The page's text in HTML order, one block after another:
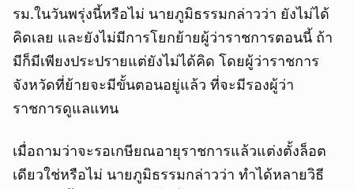
รม.ในวันพรุ่งนี้หรือไม่ นายภูมิธรรมกล่าวว่า ยังไม่ได้
คิดเลย และยังไม่มีการโยกย้ายผู้ว่าราชการตอนนี้ ถ้า
มีก็มีเพียงประปรายแต่ยังไม่ได้คิด โดยผู้ว่าราชการ
จังหวัดที่ย้ายจะมีขั้นตอนอยู่แล้ว ที่จะมีรองผู้ว่า
ราชการดูแลแทน
เมื่อถามว่าจะรอเกษียณอายุราชการแล้วแต่งตั้งล็อต
เดียวใช่หรือไม่ นายภูมิธรรมกล่าวว่า ทำได้หลายวิธี